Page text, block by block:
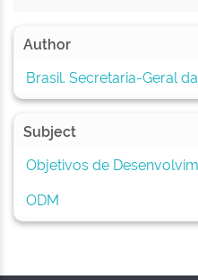
Author
Brasil. Secretaria-Geral da
Subject
Objetivos de
ODM